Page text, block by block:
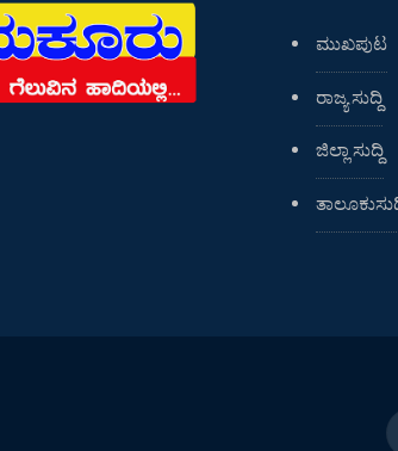
ಮುಖಪುಟ
ರಾಜ್ಯ ಸುದ್ದಿ
ಜಿಲ್ಲಾ ಸುದ್ದಿ